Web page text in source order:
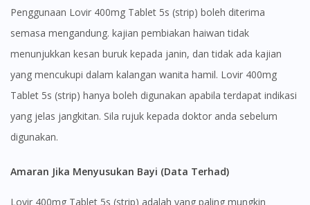
Penggunaan Lovir 400mg Tablet 5s (strip) boleh diterima
semasa mengandung. kajian pembiakan haiwan tidak
menunjukkan kesan buruk kepada janin, dan tidak ada kajian
yang mencukupi dalam kalangan wanita hamil. Lovir 400mg
Tablet 5s (strip) hanya boleh digunakan apabila terdapat indikasi
yang jelas jangkitan. Sila rujuk kepada doktor anda sebelum
digunakan.
Amaran Jika Menyusukan Bayi (Data Terhad)
Lovir 400mg Tablet 5s (strip) adalah yang paling mungkin